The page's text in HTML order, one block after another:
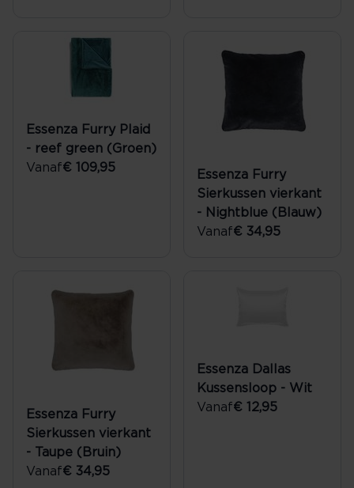
Essenza Furry Plaid
- reef green (Groen)
Vanaf€ 109,95
Essenza Furry
Sierkussen vierkant
- Nightblue (Blauw)
Vanaf€ 34,95
Essenza Furry
Sierkussen vierkant
- Taupe (Bruin)
Vanaf€ 34,95
Essenza Dallas
Kussensloop - Wit
Vanaf€ 12,95